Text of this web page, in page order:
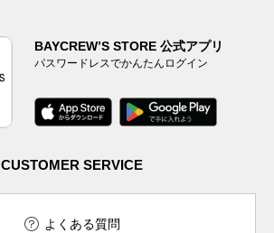
BAYCREW’S STORE 公式アプリ
パスワードレスでかんたんログイン
CUSTOMER SERVICE
よくある質問